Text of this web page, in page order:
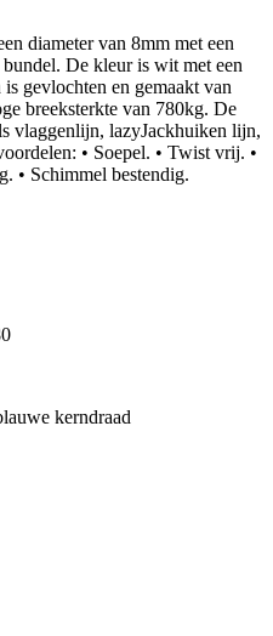
diameter van 8mm met een
De kleur is wit met een
gevlochten en gemaakt van
breeksterkte van 780kg. De
vlaggenlijn, lazyJackhuiken lijn,
• Soepel. • Twist vrij. •
• Schimmel bestendig.
kerndraad